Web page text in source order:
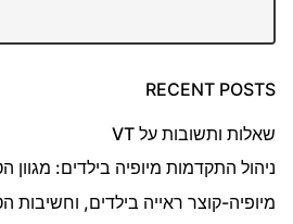
RECENT POSTS
שאלות ותשובות על VT
ניהול התקדמות מיופיה בילדים: מגוון
מיופיה-קוצר ראייה בילדים, וחשיבות